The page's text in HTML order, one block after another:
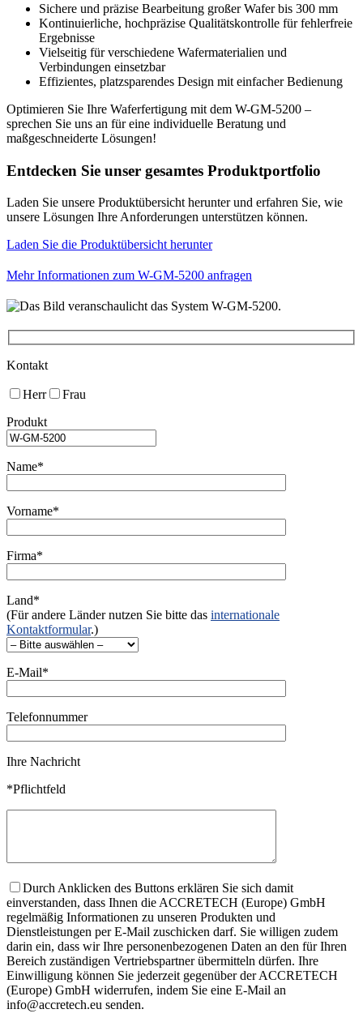
Sichere und präzise Bearbeitung großer Wafer bis 300 mm
Kontinuierliche, hochpräzise Qualitätskontrolle für fehlerfreie
Ergebnisse
Vielseitig für verschiedene Wafermaterialien und
Verbindungen einsetzbar
Effizientes, platzsparendes Design mit einfacher Bedienung
Optimieren Sie Ihre Waferfertigung mit dem W-GM-5200 –
sprechen Sie uns an für eine individuelle Beratung und
maßgeschneiderte Lösungen!
Entdecken Sie unser gesamtes Produktportfolio
Laden Sie unsere Produktübersicht herunter und erfahren Sie, wie
unsere Lösungen Ihre Anforderungen unterstützen können.
Laden Sie die Produktübersicht herunter
Mehr Informationen zum W-GM-5200 anfragen
Kontakt
Herr
Frau
Produkt
Name*
Vorname*
Firma*
Land*
(Für andere Länder nutzen Sie bitte das internationale
Kontaktformular.)
E-Mail*
Telefonnummer
Ihre Nachricht
*Pflichtfeld
Durch Anklicken des Buttons erklären Sie sich damit
einverstanden, dass Ihnen die ACCRETECH (Europe) GmbH
regelmäßig Informationen zu unseren Produkten und
Dienstleistungen per E-Mail zuschicken darf. Sie willigen zudem
darin ein, dass wir Ihre personenbezogenen Daten an den für Ihren
Bereich zuständigen Vertriebspartner übermitteln dürfen. Ihre
Einwilligung können Sie jederzeit gegenüber der ACCRETECH
(Europe) GmbH widerrufen, indem Sie eine E-Mail an
info@accretech.eu senden.